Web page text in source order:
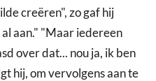
creëren", zo gaf hij
aan." "Maar iedereen
over dat... nou ja, ik ben
hij, om vervolgens aan te